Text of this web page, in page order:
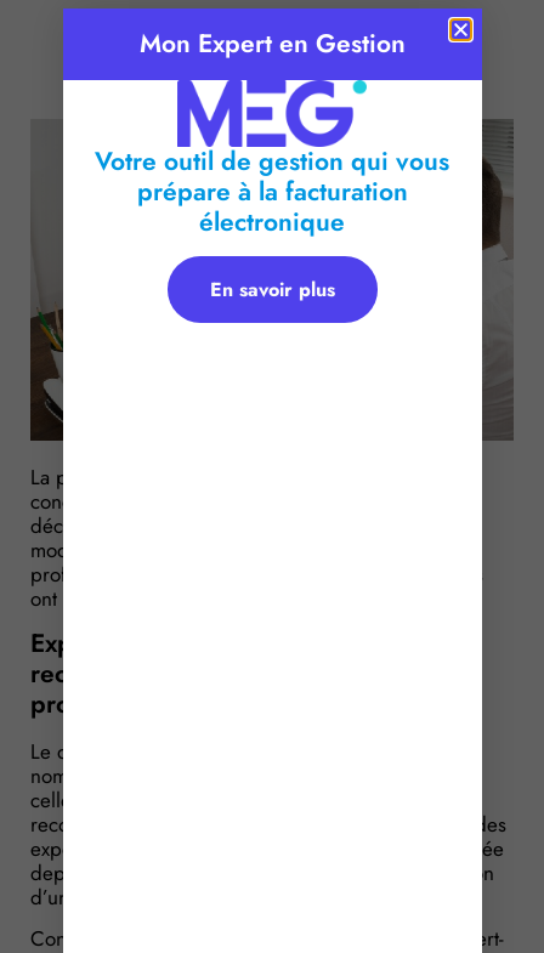
Publié le :
Temps de lecture : < 1 minute
La profession d’expert-comptable est ouverte à la
concurrence et elle l’est encore plus depuis le 24
décembre 2016. Depuis cette date, en effet, les
modalités de reconnaissance des qualifications
professionnelles des experts-comptables européens
ont été assouplies. Dans quelle mesure ?
Experts-comptables européens : une
reconnaissance des qualifications
professionnelles simplifiées !
Le droit de l’Union européenne impacte de
nombreuses branches professionnelles, y compris
celles des experts-comptables. C’est ainsi que la
reconnaissance des qualifications professionnelles des
experts-comptables européens en France est modifiée
depuis le 24 décembre 2016, suite à la transposition
d’une directive européenne.
Concrètement, cette modification prévoit qu’un expert-
Mon Expert en Gestion
Votre outil de gestion qui vous
prépare à la facturation
électronique
En savoir plus